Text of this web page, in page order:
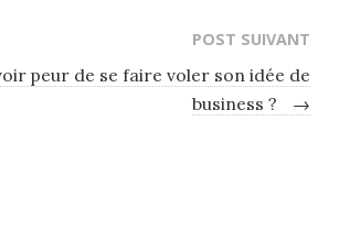
POST SUIVANT
peur de se faire voler son idée de
business ?
→